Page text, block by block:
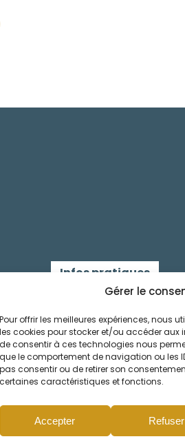
Gérer le
Pour offrir les meilleures expériences, nous
les cookies pour stocker et/ou accéder aux
de consentir à ces technologies nous
que le comportement de navigation ou les
pas consentir ou de retirer son
certaines caractéristiques et fonctions.
Accepter Refuser
Infos pratiques
Mentions légales
Cookies